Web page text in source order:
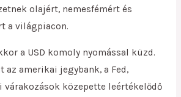
olajért, nemesfémért és
a világpiacon.
a USD komoly nyomással küzd.
az amerikai jegybank, a Fed,
várakozások közepette leértékelődő